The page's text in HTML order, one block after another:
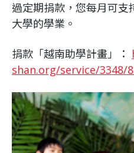
過定期捐款，您每月可支
大學的學業。
捐款「越南助學計畫」：
shan.org/service/3348/